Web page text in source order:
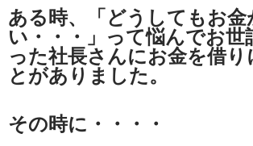
ある時、「どうしてもお金
い・・・」って悩んでお世
った社長さんにお金を借り
とがありました。
その時に・・・・